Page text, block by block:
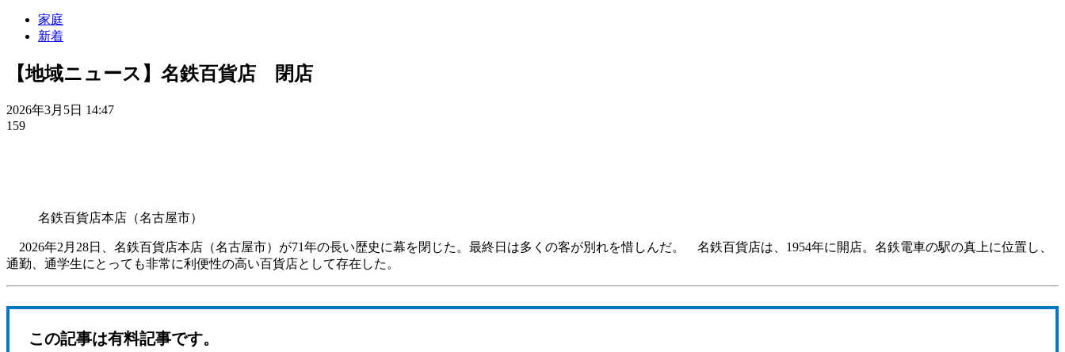
家庭
新着
【地域ニュース】名鉄百貨店 閉店
2026年3月5日 14:47
159
名鉄百貨店本店（名古屋市）
2026年2月28日、名鉄百貨店本店（名古屋市）が71年の長い歴史に幕を閉じた。最終日は多くの客が別れを惜しんだ。 名鉄百貨店は、1954年に開店。名鉄電車の駅の真上に位置し、
通勤、通学生にとっても非常に利便性の高い百貨店として存在した。
この記事は有料記事です。